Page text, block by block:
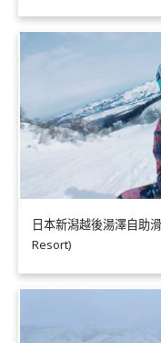
日本新潟越後湯澤自助
Resort)